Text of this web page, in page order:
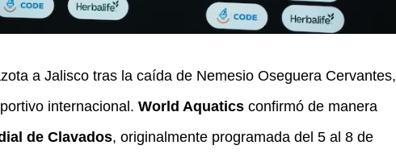
a Jalisco tras la caída de Nemesio Oseguera Cervantes,
internacional. World Aquaticsconfirmó de manera
de Clavados, originalmente programada del 5 al 8 de